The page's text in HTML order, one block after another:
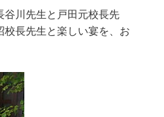
谷川先生と戸田元校長先
長先生と楽しい宴を、お